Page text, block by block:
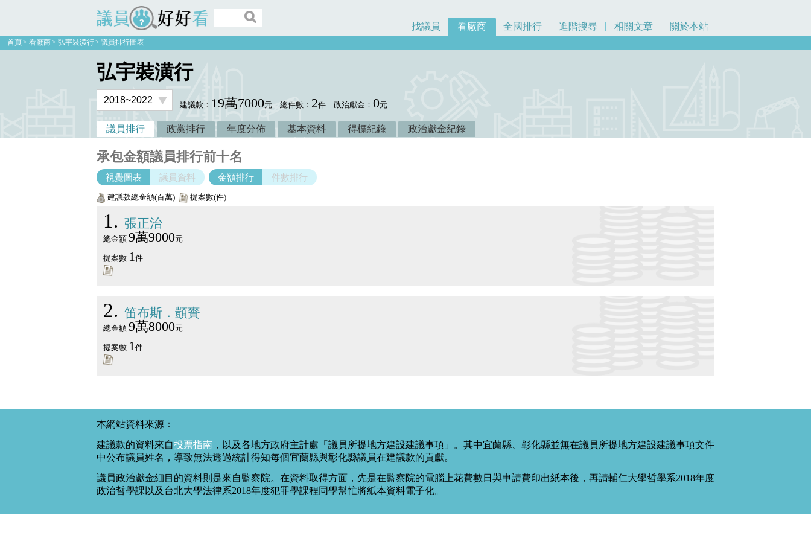
議員好好看
找議員 看廠商 全國排行 進階搜尋 相關文章 關於本站
首頁 看廠商 弘宇裝潢行 議員排行圖表
弘宇裝潢行
建議款： 19萬7000元 總件數： 2件 政治獻金：0元
議員排行 政黨排行 年度分佈 基本資料 得標紀錄 政治獻金紀錄
承包金額議員排行前十名
視覺圖表 議員資料 金額排行 件數排行
建議款總金額(百萬) 提案數(件)
1 張正治
總金額9萬9000元
提案數 1件
2 笛布斯．顗賚
總金額9萬8000元
提案數 1件
本網站資料來源：
建議款的資料來自投票指南 ，以及各地方政府主計處「議員所提地方建設建議事項」。其中宜蘭縣、彰化縣並無在議員所提地方建設建議事項文件
中公布議員姓名，導致無法透過統計得知每個宜蘭縣與彰化縣議員在建議款的貢獻。
議員政治獻金細目的資料則是來自監察院。在資料取得方面，先是在監察院的電腦上花費數日與申請費印出紙本後，再請輔仁大學哲學系2018年度
政治哲學課以及台北大學法律系2018年度犯罪學課程同學幫忙將紙本資料電子化。